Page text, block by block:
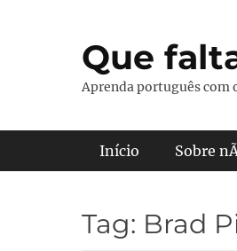
Que
Aprenda português com
Menu
Início Sobre
Tag: Brad